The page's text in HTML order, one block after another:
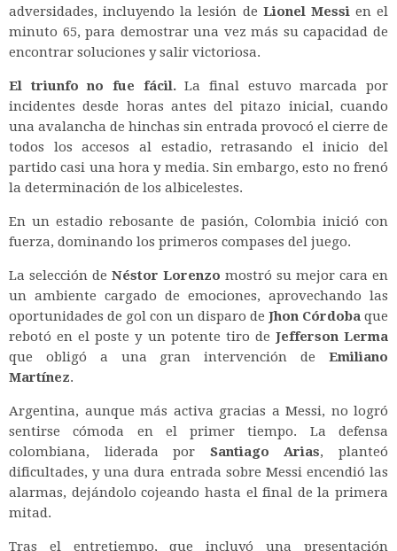
adversidades, incluyendo la lesión de Lionel Messien el
minuto 65, para demostrar una vez más su capacidad de
encontrar soluciones y salir victoriosa.
El triunfo no fue fácil.La final estuvo marcada por
incidentes desde horas antes del pitazo inicial, cuando
una avalancha de hinchas sin entrada provocó el cierre de
todos los accesos al estadio, retrasando el inicio del
partido casi una hora y media. Sin embargo, esto no frenó
la determinación de los albicelestes.
En un estadio rebosante de pasión, Colombia inició con
fuerza, dominando los primeros compases del juego.
La selección de Néstor Lorenzo mostró su mejor cara en
un ambiente cargado de emociones, aprovechando las
oportunidades de gol con un disparo de Jhon Córdoba que
rebotó en el poste y un potente tiro de Jefferson Lerma
que obligó a una gran intervención de Emiliano
Martínez.
Argentina, aunque más activa gracias a Messi, no logró
sentirse cómoda en el primer tiempo. La defensa
colombiana, liderada por Santiago Arias, planteó
dificultades, y una dura entrada sobre Messi encendió las
alarmas, dejándolo cojeando hasta el final de la primera
mitad.
Tras el entretiempo, que incluyó una presentación